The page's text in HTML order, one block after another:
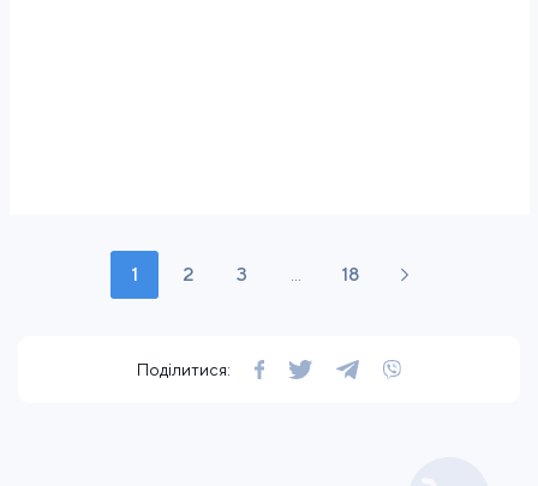
1 2 3 ... 18
Поділитися: